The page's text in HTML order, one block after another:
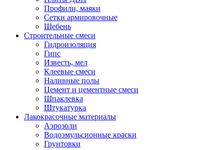
Профили, маяки
Сетки армировочные
Щебень
Строительные смеси
Гидроизоляция
Гипс
Известь, мел
Клеевые смеси
Наливные полы
Цемент и цементные смеси
Шпаклевка
Штукатурка
Лакокрасочные материалы
Аэрозоли
Водоэмульсионные краски
Грунтовки